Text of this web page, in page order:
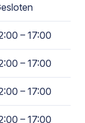
– 17:00
– 17:00
– 17:00
– 17:00